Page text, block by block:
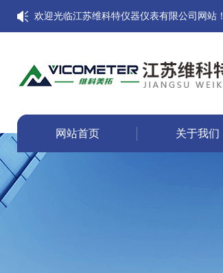
欢迎光临江苏维科特仪器仪表有限公司网站！
网站首页 关于我们